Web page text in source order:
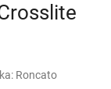
Roncato